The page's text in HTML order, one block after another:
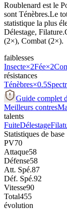
Roublenard est le
sont Ténèbres.Le
statistique la plus
Délestage,
(2×), Combat (2×).
faiblesses
Insecte×2Fée×2
résistances
Ténèbres×0.5
Guide complet
Meilleurs contres
talents
FuiteDélestage
Statistiques de base
PV70
Attaque58
Défense58
Att. Spé.87
Déf. Spé.92
Vitesse90
Total455
évolution